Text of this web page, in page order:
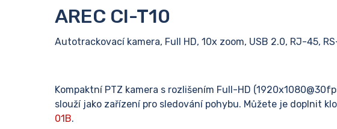
AREC CI-T10
Autotrackovací kamera, Full HD, 10x zoom, USB 2.0, RJ-45,
Kompaktní PTZ kamera s rozlišením Full-HD
slouží jako zařízení pro sledování pohybu. Můžete je doplnit
01B.